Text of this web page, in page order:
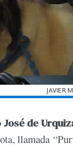
JAVIER
José de
llamada